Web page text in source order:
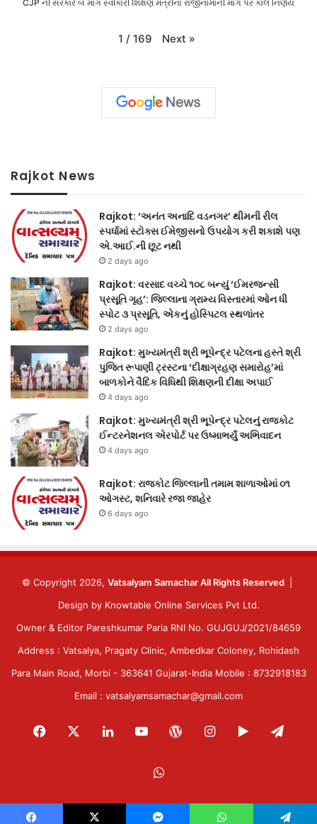
CJP ની સરકારે બે માંગ સ્વીકારી શિક્ષણ મંત્રીના રાજીનામાની માંગ પર કાલે નિર્ણય
1 / 169 Next »
Rajkot News
Rajkot: ‘અનંત અનાદિ વડનગર’ થીમની રીલ
સ્પર્ધામાં સ્ટોક્સ ઈમેજીસનો ઉપયોગ કરી શકાશે પણ
એ.આઈ.ની છૂટ નથી
2 days ago
Rajkot: વરસાદ વચ્ચે ૧૦૮ બન્યું ‘ઈમરજન્સી
પ્રસૂતિ ગૃહ’: જિલ્લાના ગ્રામ્ય વિસ્તારમાં ઓન ધી
સ્પોટ ૩ પ્રસૂતિ, એકનું હોસ્પિટલ સ્થળાંતર
2 days ago
Rajkot: મુખ્યમંત્રી શ્રી ભૂપેન્દ્ર પટેલના હસ્તે શ્રી
પુજિત રૂપાણી ટ્રસ્ટના ‘દીક્ષાગ્રહણ સમારોહ’માં
બાળકોને વૈદિક વિધિથી શિક્ષણની દીક્ષા અપાઈ
4 days ago
Rajkot: મુખ્યમંત્રી શ્રી ભૂપેન્દ્ર પટેલનું રાજકોટ
ઈન્ટરનેશનલ એરપોર્ટ પર ઉષ્માભર્યું અભિવાદન
4 days ago
Rajkot: રાજકોટ જિલ્લાની તમામ શાળાઓમાં ૦૧
ઓગસ્ટ, શનિવારે રજા જાહેર
6 days ago
© Copyright 2026, Vatsalyam Samachar All Rights Reserved
Design by Knowtable Online Services Pvt Ltd.
Owner & Editor Pareshkumar Paria RNI No. GUJGUJ/2021/84659
Address : Vatsalya, Pragaty Clinic, Ambedkar Coloney, Rohidash
Para Main Road, Morbi - 363641 Gujarat-India Mobile : 8732918183
Email : vatsalyamsamachar@gmail.com
Facebook LinkedInYouTubeWordPressInstagram
Google
WhatsApp